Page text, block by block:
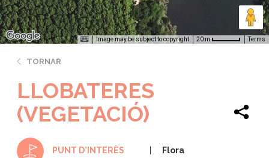
Image may be subject to copyright 20 m Terms
TORNAR
LLOBATERES
(VEGETACIÓ)
PUNT D'INTERÈS Flora